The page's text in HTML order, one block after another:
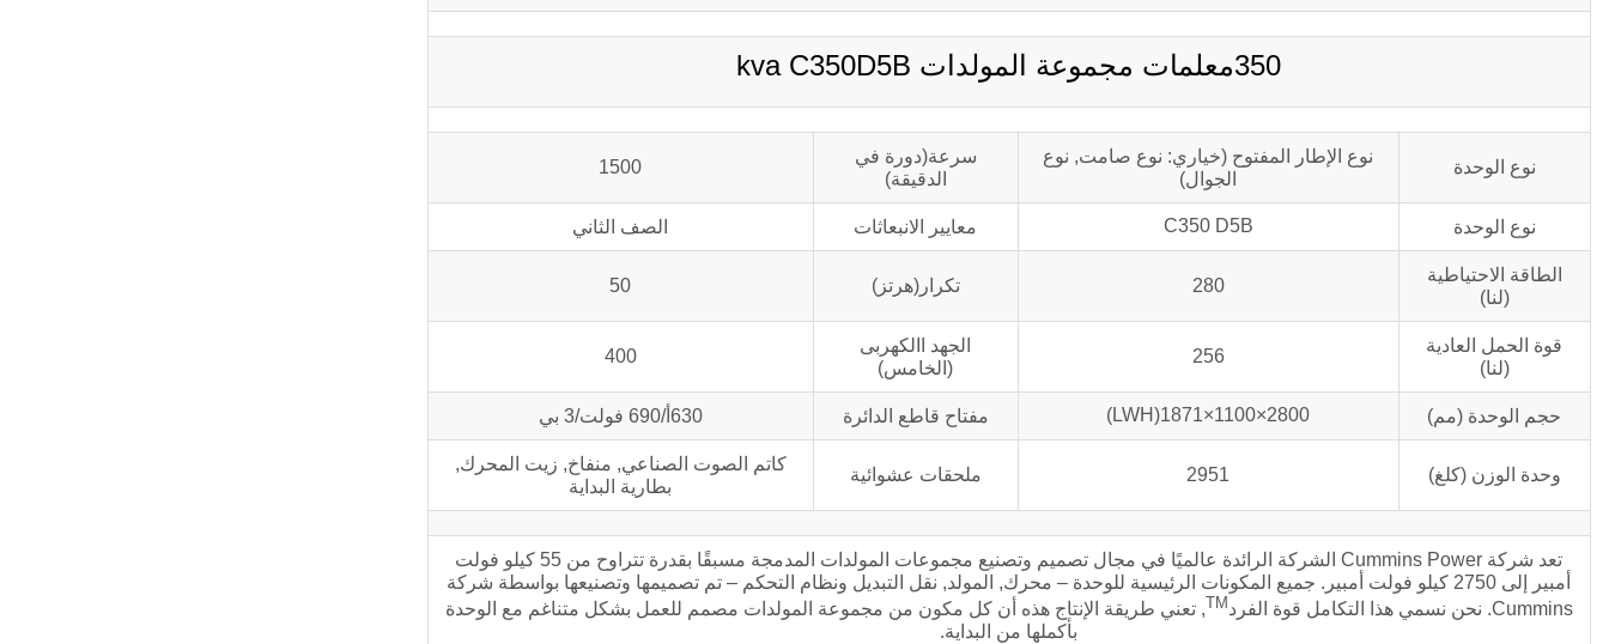
350معلمات مجموعة المولدات kva C350D5B
نوع الوحدة
نوع الإطار المفتوح (خياري: نوع صامت, نوع
الجوال)
سرعة(دورة في
الدقيقة)
1500
نوع الوحدة C350 D5B معايير الانبعاثات الصف الثاني
الطاقة الاحتياطية
(لنا)
280 تكرار(هرتز) 50
قوة الحمل العادية
(لنا)
256
الجهد االكهربى
(الخامس)
400
حجم الوحدة (مم) 2800×1100×1871(LWH) مفتاح قاطع الدائرة 630أ/690 فولت/3 بي
وحدة الوزن (كلغ) 2951 ملحقات عشوائية
كاتم الصوت الصناعي, منفاخ, زيت المحرك,
بطارية البداية
تعد شركة Cummins Power الشركة الرائدة عالميًا في مجال تصميم وتصنيع مجموعات المولدات المدمجة مسبقًا بقدرة تتراوح من 55 كيلو فولت
أمبير إلى 2750 كيلو فولت أمبير. جميع المكونات الرئيسية للوحدة – محرك, المولد, نقل التبديل ونظام التحكم – تم تصميمها وتصنيعها بواسطة شركة
Cummins. نحن نسمي هذا التكامل قوة الفرد
TM, تعني طريقة الإنتاج هذه أن كل مكون من مجموعة المولدات مصمم للعمل بشكل متناغم مع الوحدة
بأكملها من البداية.